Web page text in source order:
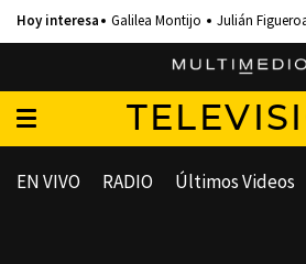
Galilea Montijo Julián
EN VIVO RADIO Últimos Videos